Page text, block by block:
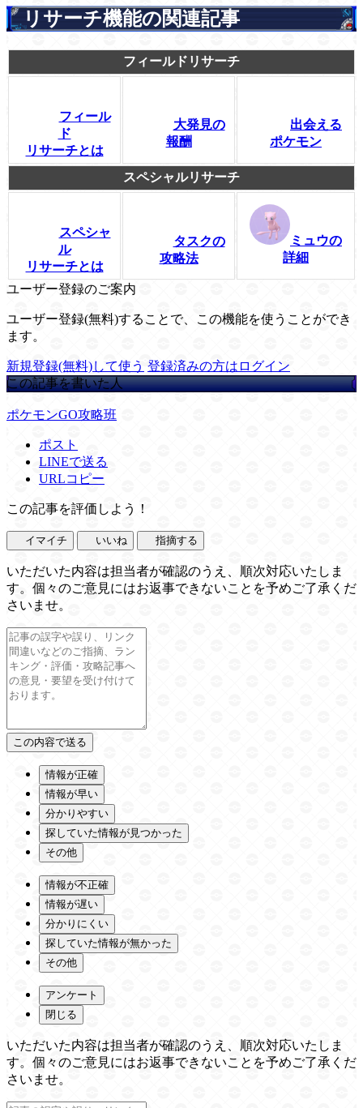
リサーチ機能の関連記事
フィールドリサーチ
フィール
ド
リサーチとは
大発見の
報酬
出会える
ポケモン
スペシャルリサーチ
スペシャ
ル
リサーチとは
タスクの
攻略法
ミュウの
詳細
ユーザー登録のご案内
ユーザー登録(無料)することで、この機能を使うことができ
ます。
新規登録(無料)して使う 登録済みの方はログイン
この記事を書いた人
ポケモンGO攻略班
ポスト
LINEで送る
URLコピー
この記事を評価しよう！
イマイチ いいね 指摘する
いただいた内容は担当者が確認のうえ、順次対応いたしま
す。個々のご意見にはお返事できないことを予めご了承くだ
さいませ。
情報が正確
情報が早い
分かりやすい
探していた情報が見つかった
その他
情報が不正確
情報が遅い
分かりにくい
探していた情報が無かった
その他
アンケート
閉じる
いただいた内容は担当者が確認のうえ、順次対応いたしま
す。個々のご意見にはお返事できないことを予めご了承くだ
さいませ。